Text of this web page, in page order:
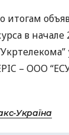
в начале
– ООО “
Україна